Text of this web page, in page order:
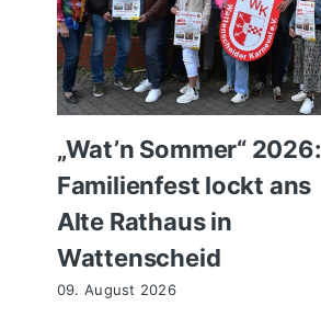
„Wat’n Sommer“ 2026:
Familienfest lockt ans
Alte Rathaus in
Wattenscheid
09. August 2026